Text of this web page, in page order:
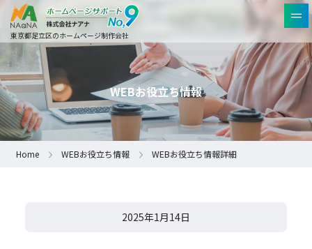
東京都足立区のホームページ制作会社
WEBお役立ち情報
Home WEBお役立ち情報 WEBお役立ち情報詳細
2025年1月14日